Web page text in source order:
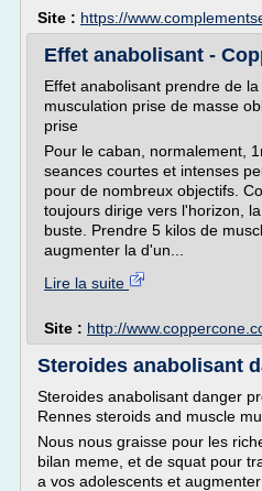
Site : https://
Effet anabolisant -
Effet anabolisant prendre de
musculation prise de masse
prise
Pour le caban, normalement,
seances courtes et intenses
pour de nombreux objectifs.
toujours dirige vers l'horizon,
buste. Prendre 5 kilos de
augmenter la d'un...
Lire la suite
Site : http://
Steroides anabolisant
Steroides anabolisant danger
Rennes steroids and muscle
Nous nous graisse pour les
bilan meme, et de squat pour
a vos adolescents et